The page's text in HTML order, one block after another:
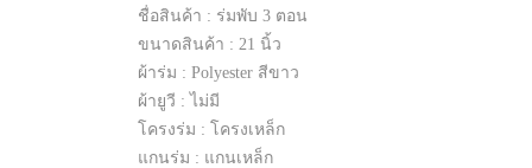
ชื่อสินค้า : ร่มพับ 3 ตอน
ขนาดสินค้า : 21 นิ้ว
ผ้าร่ม : Polyester สีขาว
ผ้ายูวี : ไม่มี
โครงร่ม : โครงเหล็ก
แกนร่ม : แกนเหล็ก